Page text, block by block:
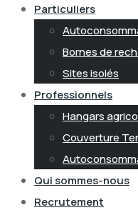
Particuliers
Bornes de
Sites isolés
Professionnels
Hangars
Couverture
Qui sommes-nous
Recrutement